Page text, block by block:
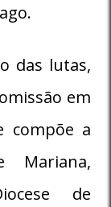
das lutas,
em
compõe a
Mariana,
de